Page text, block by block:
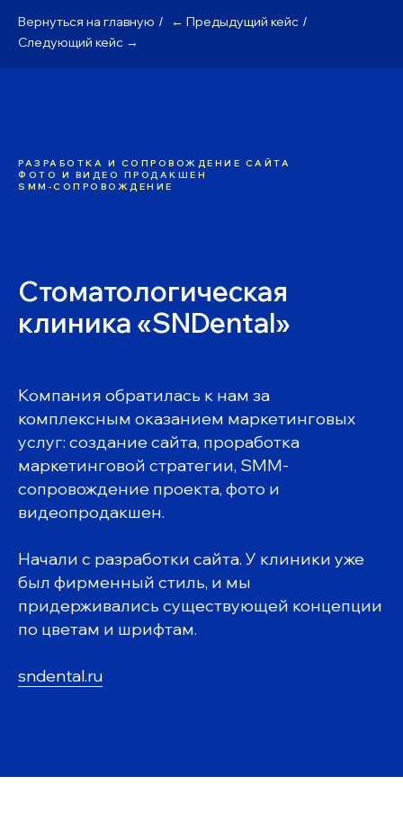
Вернуться на главную / ← Предыдущий кейс /
Следующий кейс →
РАЗРАБОТКА И СОПРОВОЖДЕНИЕ САЙТА
ФОТО И ВИДЕО ПРОДАКШЕН
SMM-СОПРОВОЖДЕНИЕ
Стоматологическая
клиника «SNDental»
Компания обратилась к нам за
комплексным оказанием маркетинговых
услуг: создание сайта, проработка
маркетинговой стратегии, SMM-
сопровождение проекта, фото и
видеопродакшен.
Начали с разработки сайта. У клиники уже
был фирменный стиль, и мы
придерживались существующей концепции
по цветам и шрифтам.
sndental.ru